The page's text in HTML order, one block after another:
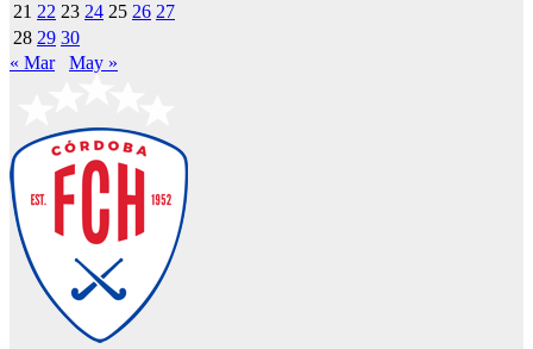
21 22 23 24 25 26 27
28 29 30
« Mar
May »